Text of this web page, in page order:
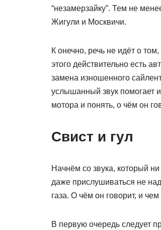
“незамерзайку”. Тем не
Жигули и Москвичи.
К онечно, речь не идёт о
этого действительно есть
замена изношенного
услышанный звук помогает
мотора и понять, о чём он
Свист и гул
Начнём со звука, который
даже прислушиваться не
газа. О чём он говорит, и
В первую очередь следует